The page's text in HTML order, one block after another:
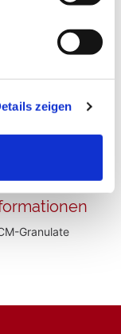
zeigen
Granulate